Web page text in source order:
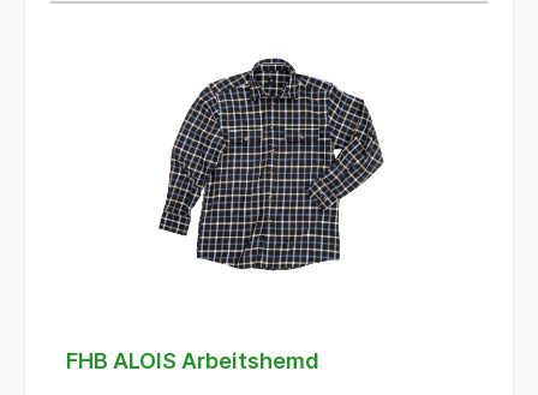
FHB ALOIS Arbeitshemd